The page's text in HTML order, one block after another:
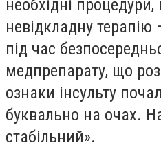
необхідні процедури,
невідкладну терапію
під час
медпрепарату, що
ознаки інсульту
буквально на очах.
стабільний».